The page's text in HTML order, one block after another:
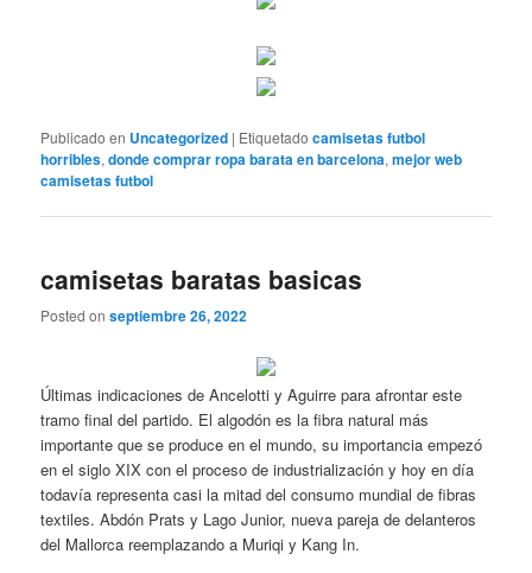
Publicado en Uncategorized | Etiquetado camisetas futbol
horribles,donde comprar ropa barata en barcelona,mejor web
camisetas futbol
camisetas baratas basicas
Posted onseptiembre 26, 2022
Últimas indicaciones de Ancelotti y Aguirre para afrontar este
tramo final del partido. El algodón es la fibra natural más
importante que se produce en el mundo, su importancia empezó
en el siglo XIX con el proceso de industrialización y hoy en día
todavía representa casi la mitad del consumo mundial de fibras
textiles. Abdón Prats y Lago Junior, nueva pareja de delanteros
del Mallorca reemplazando a Muriqi y Kang In.